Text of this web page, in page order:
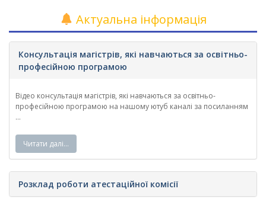
Актуальна інформація
Консультація магістрів, які навчаються за освітньо-
професійною програмою
Відео консультація магістрів, які навчаються за освітньо-
професійною програмою на нашому ютуб каналі за посиланням
...
Читати далі…
Розклад роботи атестаційної комісії